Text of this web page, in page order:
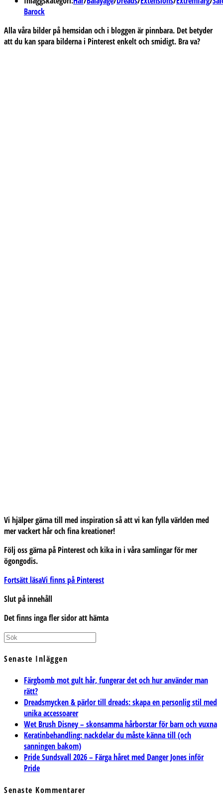
Barock
Alla våra bilder på hemsidan och i bloggen är pinnbara. Det betyder
att du kan spara bilderna i Pinterest enkelt och smidigt. Bra va?
Vi hjälper gärna till med inspiration så att vi kan fylla världen med
mer vackert hår och fina kreationer!
Följ oss gärna på Pinterest och kika in i våra samlingar för mer
ögongodis.
Fortsätt läsaVi finns på Pinterest
Slut på innehåll
Det finns inga fler sidor att hämta
Senaste Inläggen
Färgbomb mot gult hår, fungerar det och hur använder man
rätt?
Dreadsmycken & pärlor till dreads: skapa en personlig stil med
unika accessoarer
Wet Brush Disney – skonsamma hårborstar för barn och vuxna
Keratinbehandling: nackdelar du måste känna till (och
sanningen bakom)
Pride Sundsvall 2026 – Färga håret med Danger Jones inför
Pride
Senaste Kommentarer